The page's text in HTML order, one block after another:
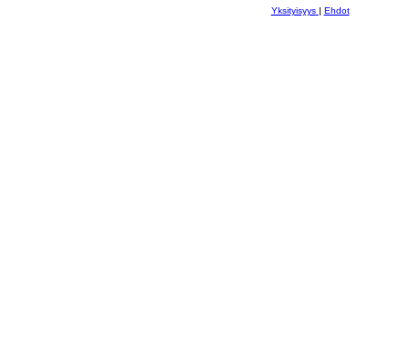
Yksityisyys | Ehdot